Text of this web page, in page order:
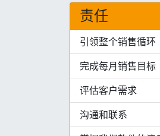
责任
引领整个销售循环
完成每月销售目标
评估客户需求
沟通和联系